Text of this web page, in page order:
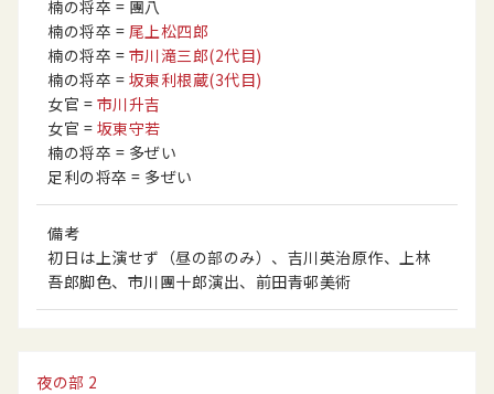
楠の将卒 = 團八
楠の将卒 = 尾上松四郎
楠の将卒 = 市川滝三郎(2代目)
楠の将卒 = 坂東利根蔵(3代目)
女官 = 市川升吉
女官 = 坂東守若
楠の将卒 = 多ぜい
足利の将卒 = 多ぜい
備考
初日は上演せず（昼の部のみ）、吉川英治原作、上林
吾郎脚色、市川團十郎演出、前田青邨美術
夜の部 2